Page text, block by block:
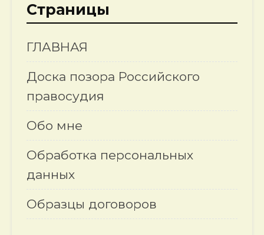
Страницы
ГЛАВНАЯ
Доска позора Российского
правосудия
Обо мне
Обработка персональных
данных
Образцы договоров